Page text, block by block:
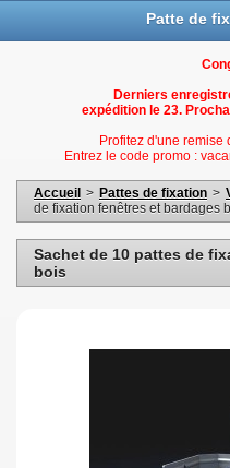
Derniers
expédition le 23.
Profitez d'une remise
Entrez le code promo :
Accueil > Pattes de fixation >
de fixation fenêtres et bardages
Sachet de 10 pattes de
bois